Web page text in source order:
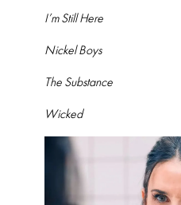
I’m Still Here
Nickel Boys
The Substance
Wicked